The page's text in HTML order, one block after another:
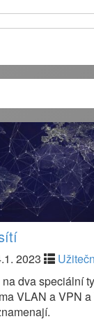
2023
dva speciální
VLAN a VPN